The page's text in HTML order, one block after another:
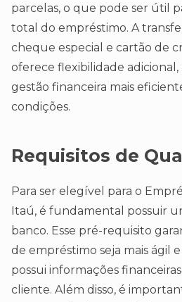
parcelas, o que pode ser útil
total do empréstimo. A
cheque especial e cartão de
oferece flexibilidade
gestão financeira mais
condições.
Requisitos de
Para ser elegível para o
Itaú, é fundamental possuir
banco. Esse pré-requisito
de empréstimo seja mais ágil
possui informações
cliente. Além disso, é